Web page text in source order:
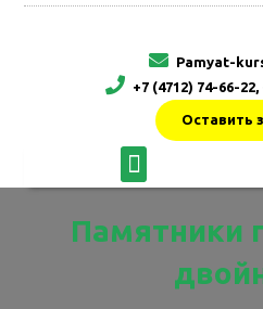
Pamyat-
+7 (4712) 74-66-
Оставить
Памятники